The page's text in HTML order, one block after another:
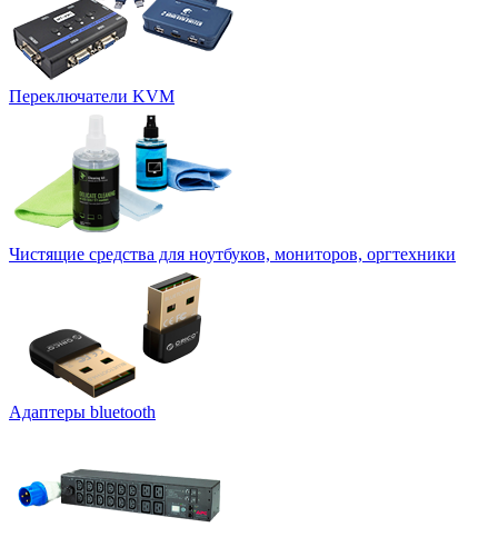
Переключатели KVM
Чистящие средства для ноутбуков, мониторов, оргтехники
Адаптеры bluetooth